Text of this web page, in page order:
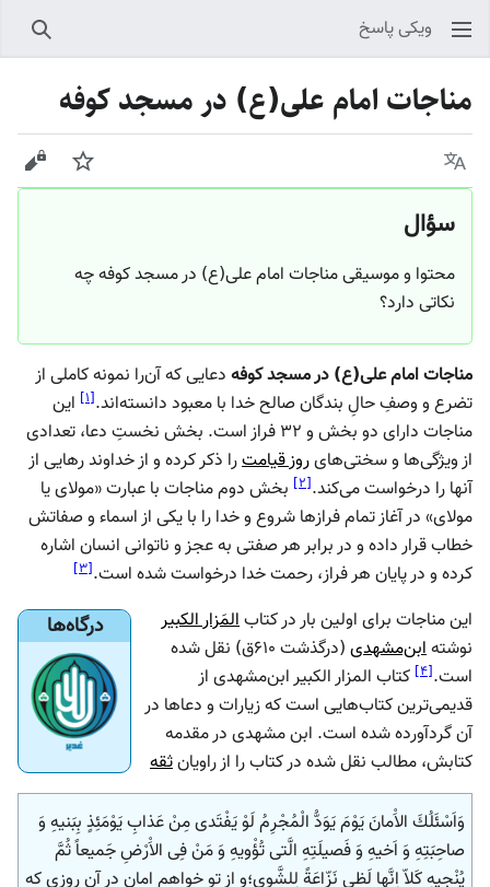
ویکی پاسخ
مناجات امام علی(ع) در مسجد کوفه
زبان پیگیری
سؤال
محتوا و موسیقی مناجات امام علی(ع) در مسجد کوفه چه
نکاتی دارد؟
مناجات امام علی(ع) در مسجد کوفه دعایی که آن‌را نمونه کاملی از
تضرع و وصفِ حالِ بندگان صالح خدا با معبود دانسته‌اند.[۱] این
مناجات دارای دو بخش و ۳۲ فراز است. بخش نخستِ دعا، تعدادی
از ویژگی‌ها و سختی‌هایروز قیامترا ذکر کرده و از خداوند رهایی از
آنها را درخواست می‌کند.[۲] بخش دوم مناجات با عبارت «مولای یا
مولای» در آغاز تمام فرازها شروع و خدا را با یکی از اسماء و صفاتش
خطاب قرار داده و در برابر هر صفتی به عجز و ناتوانی انسان اشاره
کرده و در پایان هر فراز، رحمت خدا درخواست شده است.[۳]
درگاه‌ها
وَاَسْئَلُكَ الاَْمانَ يَوْمَ يَوَدُّ الْمُجْرِمُ لَوْ يَفْتَدى مِنْ عَذابِ يَوْمَئِذٍ بِبَنيهِ وَ
صاحِبَتِهِ وَ اَخيهِ وَ فَصيلَتِهِ الَّتى تُؤْويهِ وَ مَنْ فِى الاَْرْضِ جَميعاً ثُمَّ
يُنْجيهِ كَلاّ اِنَّها لَظى نَزّاعَةً لِلشَّوى؛و از تو خواهم امان در آن روزى كه
این مناجات برای اولین بار در کتابالمَزار الکبیر
نوشتهابن‌مشهدی
(درگذشت ۶۱۰ق) نقل شده
است.[۴] کتاب المزار الکبیر ابن‌مشهدی از
قدیمی‌ترین کتاب‌هایی است که زیارات و دعاها در
آن گردآورده شده است. ابن مشهدی در مقدمه
کتابش، مطالب نقل شده در کتاب را از راویانثقه